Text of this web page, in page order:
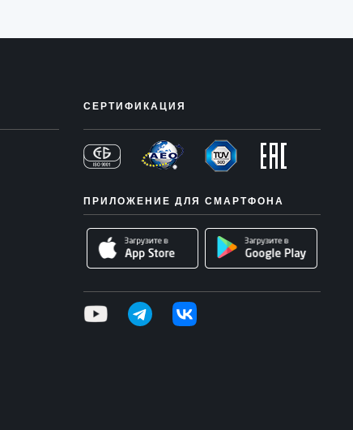
СЕРТИФИКАЦИЯ
ПРИЛОЖЕНИЕ ДЛЯ СМАРТФОНА